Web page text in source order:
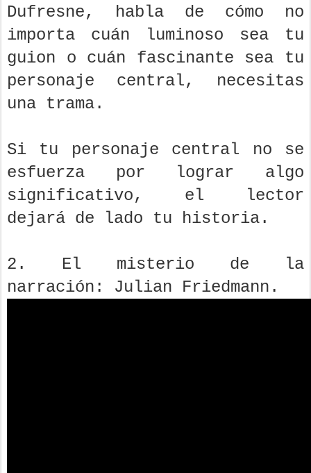
Dufresne, habla de cómo no
importa cuán luminoso sea tu
guion o cuán fascinante sea tu
personaje central, necesitas
una trama.
Si tu personaje central no se
esfuerza por lograr algo
significativo, el lector
dejará de lado tu historia.
2. El misterio de la
narración: Julian Friedmann.